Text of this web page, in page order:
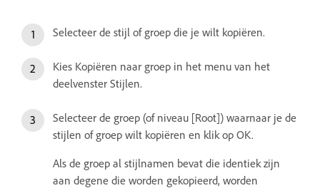
Selecteer de stijl of groep die je wilt kopiëren.
Kies Kopiëren naar groep in het menu van het
deelvenster Stijlen.
Selecteer de groep (of niveau [Root]) waarnaar je de
stijlen of groep wilt kopiëren en klik op OK.
Als de groep al stijlnamen bevat die identiek zijn
aan degene die worden gekopieerd, worden